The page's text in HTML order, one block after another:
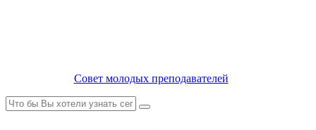
Совет молодых преподавателей